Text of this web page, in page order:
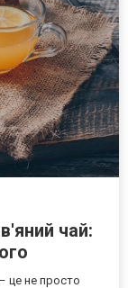
чай:
це не просто